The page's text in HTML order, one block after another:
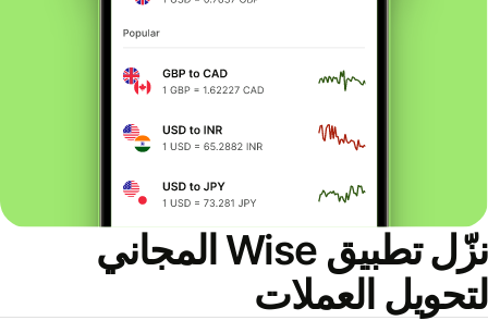
نزّل تطبيق Wise المجاني
العملات